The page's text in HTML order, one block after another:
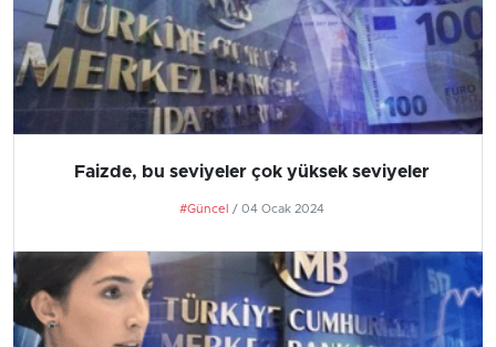
Faizde, bu seviyeler çok yüksek seviyeler
#Güncel / 04 Ocak 2024